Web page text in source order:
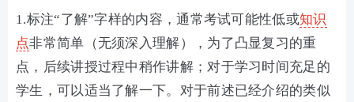
1.标注“了解”字样的内容，通常考试可能性低或知识
点非常简单（无须深入理解），为了凸显复习的重
点，后续讲授过程中稍作讲解；对于学习时间充足的
学生，可以适当了解一下。对于前述已经介绍的类似